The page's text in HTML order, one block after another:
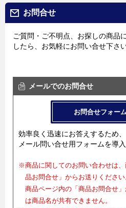
お問合せ
ご質問・ご不明点、お探しの商品
したら、お気軽にお問い合せ下さい
メールでのお問合せ
お問合せフォー
効率良く迅速にお答えするため、
メール問い合せ用フォームを導入
※商品に関してのお問い合わせは
品お問合せ」からお送りください
商品ページ内の「商品お問合せ
は商品名が共有できません。